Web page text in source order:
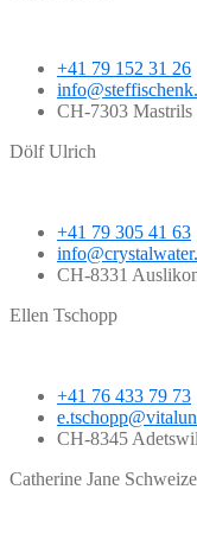
+41 79 152 31 26
CH-7303 Mastrils
Dölf Ulrich
+41 79 305 41 63
CH-8331
Ellen Tschopp
+41 76 433 79 73
CH-8345
Catherine Jane